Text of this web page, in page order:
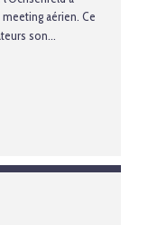
meeting aérien. Ce
son...